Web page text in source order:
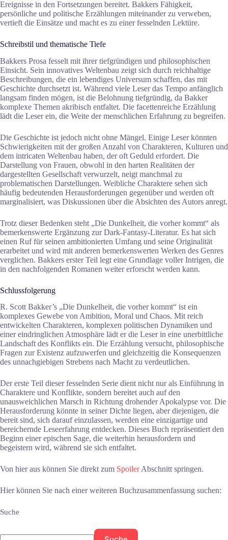
Ereignisse in den Fortsetzungen bereitet. Bakkers Fähigkeit,
persönliche und politische Erzählungen miteinander zu verweben,
vertieft die Einsätze und macht es zu einer fesselnden Lektüre.
Schreibstil und thematische Tiefe
Bakkers Prosa fesselt mit ihrer tiefgründigen und philosophischen
Einsicht. Sein innovatives Weltenbau zeigt sich durch reichhaltige
Beschreibungen, die ein lebendiges Universum schaffen, das mit
Geschichte durchsetzt ist. Während viele Leser das Tempo anfänglich
langsam finden mögen, ist die Belohnung tiefgründig, da Bakker
komplexe Themen akribisch entfaltet. Die facettenreiche Erzählung
lädt die Leser ein, die Weite der menschlichen Erfahrung zu begreifen.
Die Geschichte ist jedoch nicht ohne Mängel. Einige Leser könnten
Schwierigkeiten mit der großen Anzahl von Charakteren, Kulturen und
dem intricaten Weltenbau haben, der oft Geduld erfordert. Die
Darstellung von Frauen, obwohl in den harten Realitäten der
dargestellten Gesellschaft verwurzelt, neigt manchmal zu
problematischen Darstellungen. Weibliche Charaktere sehen sich
häufig bedeutenden Herausforderungen gegenüber und werden oft
marginalisiert, was Diskussionen über die Absichten des Autors anregt.
Trotz dieser Bedenken steht „Die Dunkelheit, die vorher kommt“ als
bemerkenswerte Ergänzung zur Dark-Fantasy-Literatur. Es hat sich
einen Ruf für seinen ambitionierten Umfang und seine Originalität
erarbeitet und wird mit anderen bemerkenswerten Werken des Genres
verglichen. Bakkers erster Teil legt eine Grundlage voller Intrigen, die
in den nachfolgenden Romanen weiter erforscht werden kann.
Schlussfolgerung
R. Scott Bakker’s „Die Dunkelheit, die vorher kommt“ ist ein
komplexes Gewebe von Ambition, Moral und Chaos. Mit reich
entwickelten Charakteren, komplexen politischen Dynamiken und
einer eindringlichen Atmosphäre lädt er die Leser in eine unerbittliche
Landschaft des Konflikts ein. Die Erzählung versucht, philosophische
Fragen zur Existenz aufzuwerfen und gleichzeitig die Konsequenzen
des unnachgiebigen Strebens nach Macht zu verdeutlichen.
Der erste Teil dieser fesselnden Serie dient nicht nur als Einführung in
Charaktere und Konflikte, sondern bereitet auch auf den
unausweichlichen Marsch in Richtung drohender Apokalypse vor. Die
Herausforderung könnte in seiner Dichte liegen, aber diejenigen, die
bereit sind, sich darauf einzulassen, werden eine einzigartige und
bereichernde Leseerfahrung entdecken. Dieses Buch repräsentiert den
Beginn einer epischen Sage, die weiterhin herausfordern und
begeistern wird, während sie sich entfaltet.
Von hier aus können Sie direkt zum SpoilerAbschnitt springen.
Hier können Sie nach einer weiteren Buchzusammenfassung suchen:
Suche